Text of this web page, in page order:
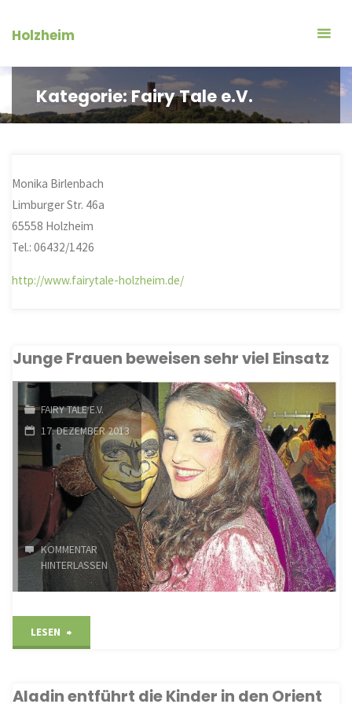
InhaltHolzheim
Kategorie:Fairy Tale e.V.
Monika Birlenbach
Limburger Str. 46a
65558 Holzheim
Tel.: 06432/1426
http://www.fairytale-holzheim.de/
Junge Frauen beweisen sehr viel Einsatz
FAIRY TALE E.V.
17. DEZEMBER 2013
KOMMENTAR
HINTERLASSEN
LESEN
beweisen
Aladin entführt die Kinder in den Orient